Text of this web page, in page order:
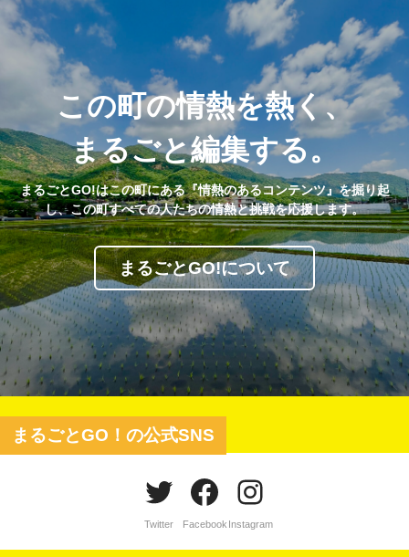
この町の情熱を熱く、
まるごと編集する。
まるごとGO!はこの町にある『情熱のあるコンテンツ』を掘り起
し、この町すべての人たちの情熱と挑戦を応援します。
まるごとGO!について
まるごとGO！の公式SNS